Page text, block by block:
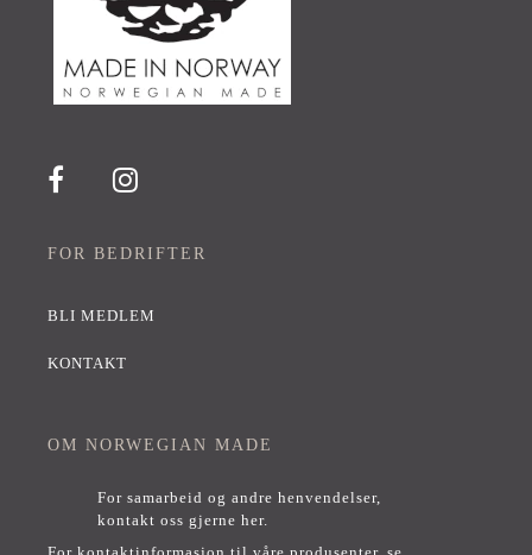
FOR BEDRIFTER
BLI MEDLEM
KONTAKT
OM NORWEGIAN MADE
For samarbeid og andre henvendelser,
kontakt oss gjerne her.